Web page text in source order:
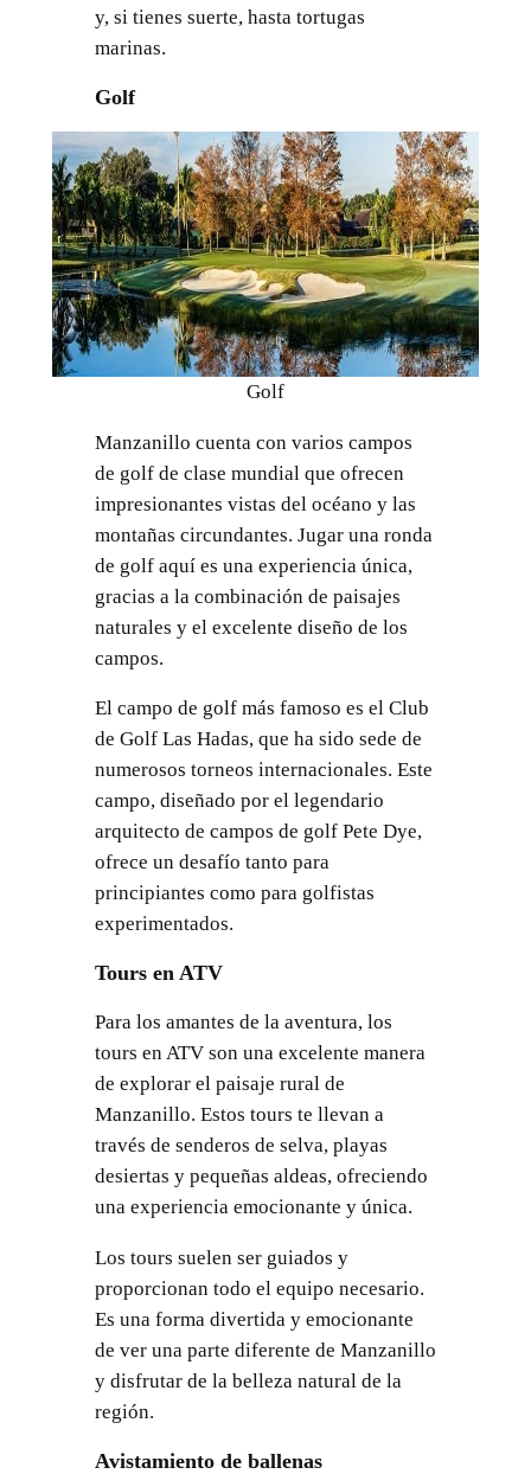
y, si tienes suerte, hasta tortugas
marinas.
Golf
Golf
Manzanillo cuenta con varios campos
de golf de clase mundial que ofrecen
impresionantes vistas del océano y las
montañas circundantes. Jugar una ronda
de golf aquí es una experiencia única,
gracias a la combinación de paisajes
naturales y el excelente diseño de los
campos.
El campo de golf más famoso es el Club
de Golf Las Hadas, que ha sido sede de
numerosos torneos internacionales. Este
campo, diseñado por el legendario
arquitecto de campos de golf Pete Dye,
ofrece un desafío tanto para
principiantes como para golfistas
experimentados.
Tours en ATV
Para los amantes de la aventura, los
tours en ATV son una excelente manera
de explorar el paisaje rural de
Manzanillo. Estos tours te llevan a
través de senderos de selva, playas
desiertas y pequeñas aldeas, ofreciendo
una experiencia emocionante y única.
Los tours suelen ser guiados y
proporcionan todo el equipo necesario.
Es una forma divertida y emocionante
de ver una parte diferente de Manzanillo
y disfrutar de la belleza natural de la
región.
Avistamiento de ballenas